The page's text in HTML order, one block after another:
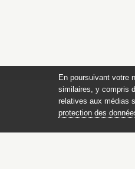
En poursuivant votre
similaires, y compris
relatives aux médias
protection des